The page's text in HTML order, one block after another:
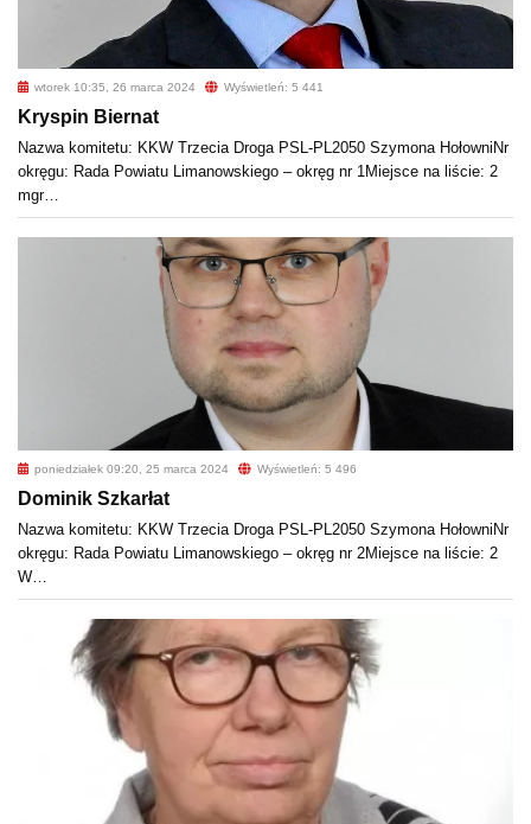
wtorek 10:35, 26 marca 2024 Wyświetleń: 5 441
Kryspin Biernat
Nazwa komitetu: KKW Trzecia Droga PSL-PL2050 Szymona HołowniNr
okręgu: Rada Powiatu Limanowskiego – okręg nr 1Miejsce na liście: 2
mgr…
poniedziałek 09:20, 25 marca 2024 Wyświetleń: 5 496
Dominik Szkarłat
Nazwa komitetu: KKW Trzecia Droga PSL-PL2050 Szymona HołowniNr
okręgu: Rada Powiatu Limanowskiego – okręg nr 2Miejsce na liście: 2
W…